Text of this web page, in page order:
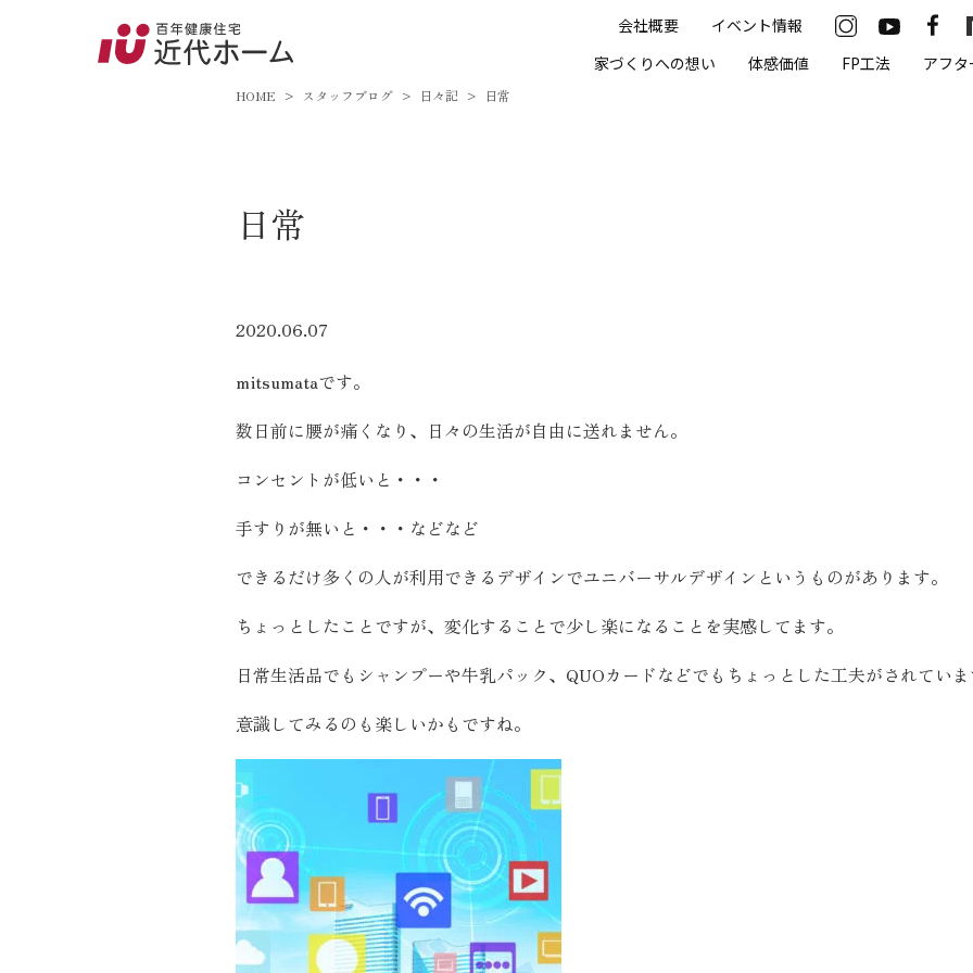
会社概要 イベント情報
家づくりへの想い
体感価値 FP工法 アフタ
家づくりへの想い
住宅イベント情報 お知らせ
近代ホームについて
スタッフ紹介
自社大工集団「名匠会」
ホームオーナー様が集う会『100TOMO』
スタッフブログ
よくある質問
近代ホームの家づ
HOME スタッフブログ 日々記 日常
日常
2020.06.07
mitsumataです。
数日前に腰が痛くなり、日々の生活が自由に送れません。
コンセントが低いと・・・
手すりが無いと・・・などなど
できるだけ多くの人が利用できるデザインでユニバーサルデザインというものがあります。
ちょっとしたことですが、変化することで少し楽になることを実感してます。
日常生活品でもシャンプーや牛乳パック、QUOカードなどでもちょっとした工夫がされていま
意識してみるのも楽しいかもですね。